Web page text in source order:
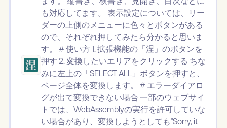
も対応してます。 表示設定については、リー
ダーの上側のメニューに色々とボタンがある
ので、それぞれ押してみたら分かると思いま
す。 # 使い方 1. 拡張機能の「涅」のボタンを
押す 2. 変換したいエリアをクリックする ちな
みに左上の「SELECT ALL」ボタンを押すと、
ページ全体を変換します。 # エラーダイアロ
グが出て変換できない場合 一部のウェブサイ
トでは、WebAssemblyの実行を許可していな
い場合があり、変換しようとしても"Sorry, it